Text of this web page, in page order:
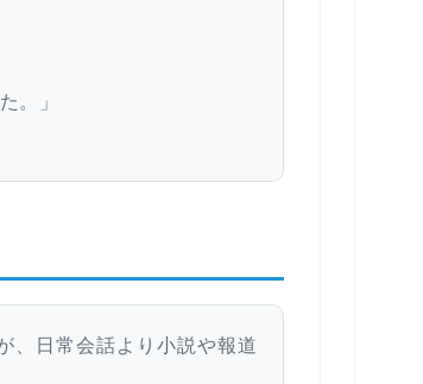
。」
、日常会話より小説や報道